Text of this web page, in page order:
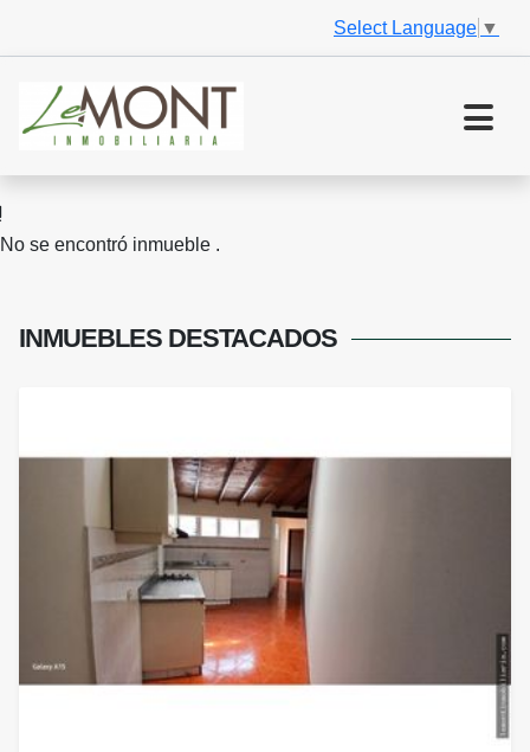
Select Language ▼
No se encontró inmueble .
INMUEBLES DESTACADOS